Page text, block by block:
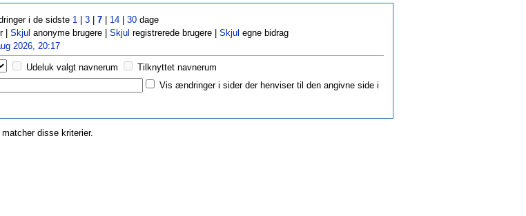
i de sidste 1| 3| 7| 14| 30dage
| Skjul anonyme brugere | Skjul registrerede brugere | Skjul egne bidrag
2026, 20:17
Udeluk valgt navnerum
Tilknyttet navnerum
Vis ændringer i sider der henviser til den angivne side i
disse kriterier.